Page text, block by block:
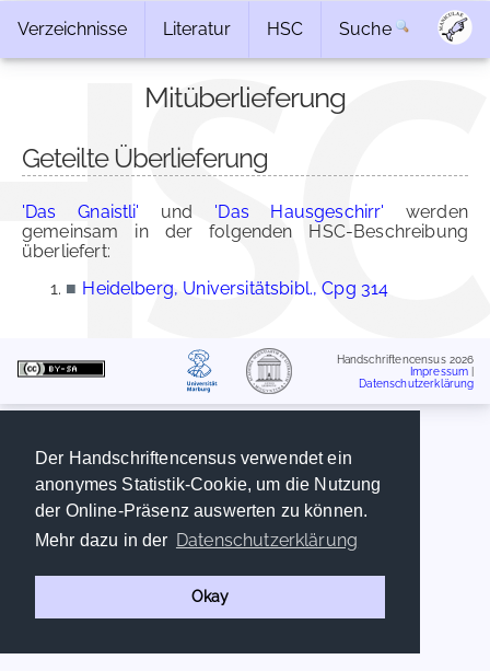
Der Handschriftencensus verwendet ein
anonymes Statistik-Cookie, um die Nutzung
der Online-Präsenz auswerten zu können.
Mehr dazu in der Datenschutzerklärung
Okay
Verzeichnisse Literatur HSC Suche
Mitüberlieferung
Geteilte Überlieferung
'Das Gnaistli' und 'Das Hausgeschirr' werden
gemeinsam in der folgenden HSC-Beschreibung
überliefert:
■ Heidelberg, Universitätsbibl., Cpg 314
Handschriftencensus 2026
Impressum
Datenschutzerklärung